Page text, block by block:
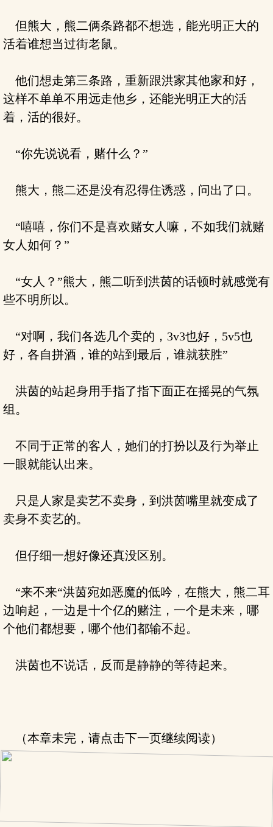
但熊大，熊二俩条路都不想选，能光明正大的
活着谁想当过街老鼠。
他们想走第三条路，重新跟洪家其他家和好，
这样不单单不用远走他乡，还能光明正大的活
着，活的很好。
“你先说说看，赌什么？”
熊大，熊二还是没有忍得住诱惑，问出了口。
“嘻嘻，你们不是喜欢赌女人嘛，不如我们就赌
女人如何？”
“女人？”熊大，熊二听到洪茵的话顿时就感觉有
些不明所以。
“对啊，我们各选几个卖的，3v3也好，5v5也
好，各自拼酒，谁的站到最后，谁就获胜”
洪茵的站起身用手指了指下面正在摇晃的气氛
组。
不同于正常的客人，她们的打扮以及行为举止
一眼就能认出来。
只是人家是卖艺不卖身，到洪茵嘴里就变成了
卖身不卖艺的。
但仔细一想好像还真没区别。
“来不来“洪茵宛如恶魔的低吟，在熊大，熊二耳
边响起，一边是十个亿的赌注，一个是未来，哪
个他们都想要，哪个他们都输不起。
洪茵也不说话，反而是静静的等待起来。
（本章未完，请点击下一页继续阅读）